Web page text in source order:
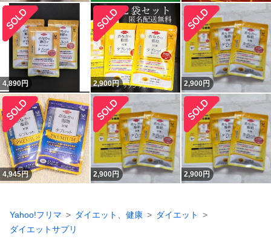
4,890円 2,900円 2,900円
4,945円 2,900円 2,900円
Yahoo!フリマ ダイエット、健康
ダイエット
ダイエットサプリ